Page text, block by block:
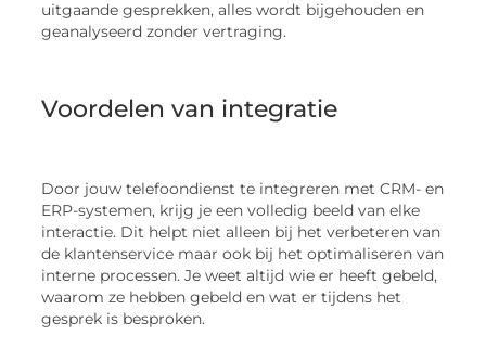
uitgaande gesprekken, alles wordt bijgehouden en
geanalyseerd zonder vertraging.
Voordelen van integratie
Door jouw telefoondienst te integreren met CRM- en
ERP-systemen, krijg je een volledig beeld van elke
interactie. Dit helpt niet alleen bij het verbeteren van
de klantenservice maar ook bij het optimaliseren van
interne processen. Je weet altijd wie er heeft gebeld,
waarom ze hebben gebeld en wat er tijdens het
gesprek is besproken.